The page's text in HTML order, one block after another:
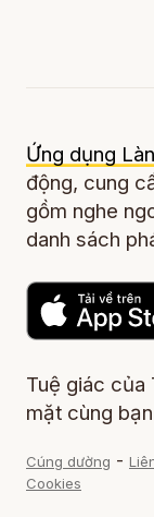
Ứng dụng
động, cung
gồm nghe
danh sách
Tuệ giác của
mặt cùng
Cúng dường -
Cookies